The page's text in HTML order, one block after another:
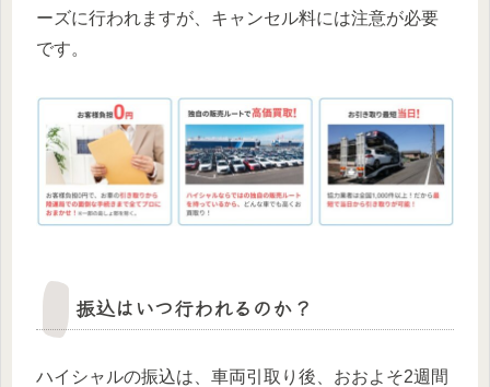
ーズに行われますが、キャンセル料には注意が必要
です。
振込はいつ行われるのか？
ハイシャルの振込は、車両引取り後、おおよそ2週間